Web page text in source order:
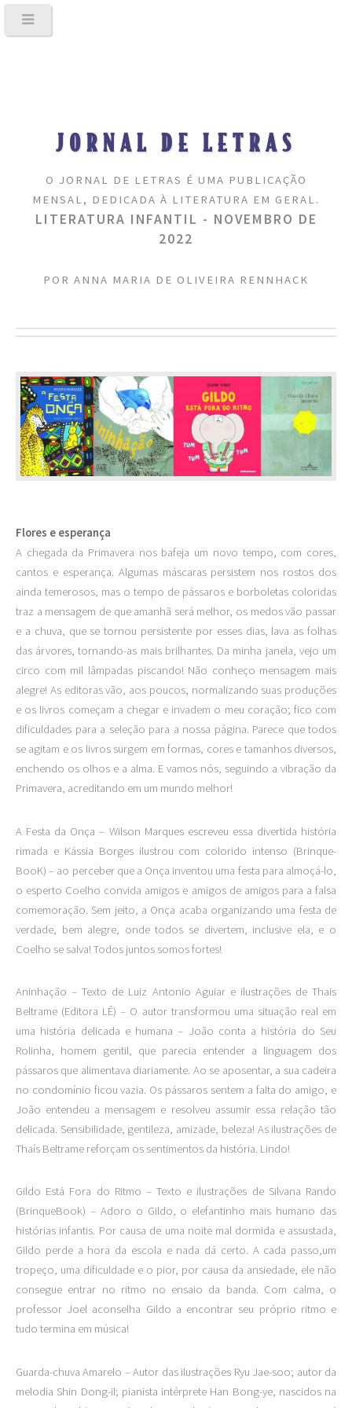
JORNAL DE LETRAS
O JORNAL DE LETRAS É UMA PUBLICAÇÃO
MENSAL, DEDICADA À LITERATURA EM GERAL.
LITERATURA INFANTIL - NOVEMBRO DE
2022
POR ANNA MARIA DE OLIVEIRA RENNHACK
Flores e esperança
A chegada da Primavera nos bafeja um novo tempo, com cores,
cantos e esperança. Algumas máscaras persistem nos rostos dos
ainda temerosos, mas o tempo de pássaros e borboletas coloridas
traz a mensagem de que amanhã será melhor, os medos vão passar
e a chuva, que se tornou persistente por esses dias, lava as folhas
das árvores, tornando-as mais brilhantes. Da minha janela, vejo um
circo com mil lâmpadas piscando! Não conheço mensagem mais
alegre! As editoras vão, aos poucos, normalizando suas produções
e os livros começam a chegar e invadem o meu coração; fico com
dificuldades para a seleção para a nossa página. Parece que todos
se agitam e os livros surgem em formas, cores e tamanhos diversos,
enchendo os olhos e a alma. E vamos nós, seguindo a vibração da
Primavera, acreditando em um mundo melhor!
A Festa da Onça – Wilson Marques escreveu essa divertida história
rimada e Kássia Borges ilustrou com colorido intenso (Brinque-
BooK) – ao perceber que a Onça inventou uma festa para almoçá-lo,
o esperto Coelho convida amigos e amigos de amigos para a falsa
comemoração. Sem jeito, a Onça acaba organizando uma festa de
verdade, bem alegre, onde todos se divertem, inclusive ela, e o
Coelho se salva! Todos juntos somos fortes!
Aninhação – Texto de Luiz Antonio Aguiar e ilustrações de Thais
Beltrame (Editora LÊ) – O autor transformou uma situação real em
uma história delicada e humana – João conta a história do Seu
Rolinha, homem gentil, que parecia entender a linguagem dos
pássaros que alimentava diariamente. Ao se aposentar, a sua cadeira
no condomínio ficou vazia. Os pássaros sentem a falta do amigo, e
João entendeu a mensagem e resolveu assumir essa relação tão
delicada. Sensibilidade, gentileza, amizade, beleza! As ilustrações de
Thaís Beltrame reforçam os sentimentos da história. Lindo!
Gildo Está Fora do Ritmo – Texto e ilustrações de Silvana Rando
(BrinqueBook) – Adoro o Gildo, o elefantinho mais humano das
histórias infantis. Por causa de uma noite mal dormida e assustada,
Gildo perde a hora da escola e nada dá certo. A cada passo,um
tropeço, uma dificuldade e o pior, por causa da ansiedade, ele não
consegue entrar no ritmo no ensaio da banda. Com calma, o
professor Joel aconselha Gildo a encontrar seu próprio ritmo e
tudo termina em música!
Guarda-chuva Amarelo – Autor das ilustrações Ryu Jae-soo; autor da
melodia Shin Dong-il; pianista intérprete Han Bong-ye, nascidos na